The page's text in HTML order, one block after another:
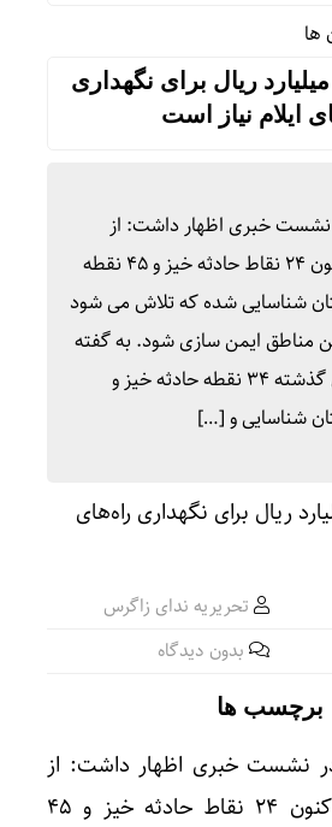
ها
۲ هزار میلیارد ریال برای نگهداری
ایلام نیاز است
خبری اظهار داشت: از
ابتدای سالجاری تاکنون ۲۴ نقاط حادثه خیز و ۴۵ نقطه
شناسایی شده که تلاش می شود
مناطق ایمن سازی شود. به گفته
وی همچنین در سال گذشته ۳۴ نقطه حادثه خیز و
شناسایی و […]
تحریریه ندای زاگرس
بدون دیدگاه
برچسب ها
نشست خبری اظهار داشت: از
ابتدای سالجاری تاکنون ۲۴ نقاط حادثه خیز و ۴۵